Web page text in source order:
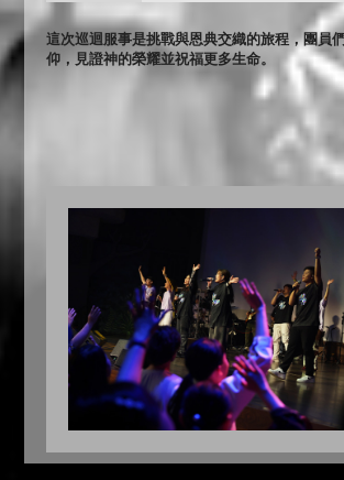
這次巡迴服事是挑戰與恩典交織的旅程，團員
仰，見證神的榮耀並祝福更多生命。